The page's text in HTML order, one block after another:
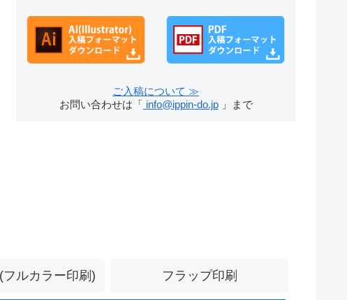
ご入稿について ≫
お問い合わせは「 info@ippin-do.jp」まで
フルカラー印刷) フラップ印刷